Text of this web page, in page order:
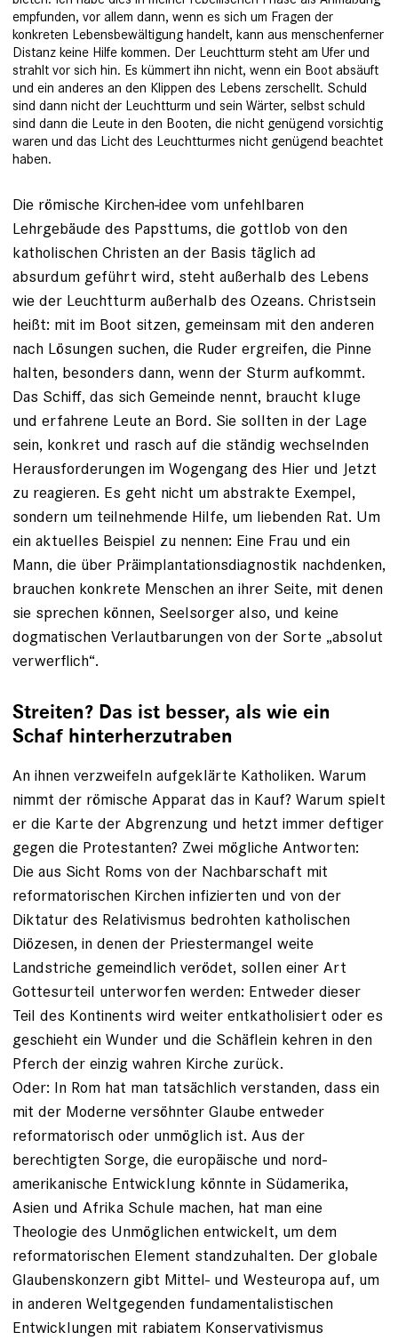
empfunden, vor allem dann, wenn es sich um Fragen der
konkreten Lebensbewältigung handelt, kann aus menschenferner
Distanz keine Hilfe kommen. Der Leuchtturm steht am Ufer und
strahlt vor sich hin. Es kümmert ihn nicht, wenn ein Boot absäuft
und ein anderes an den Klippen des Lebens zerschellt. Schuld
sind dann nicht der Leuchtturm und sein Wärter, selbst schuld
sind dann die Leute in den Booten, die nicht genügend vorsichtig
waren und das Licht des Leuchtturmes nicht genügend beachtet
haben.
Die römische Kirchen-idee vom unfehlbaren
Lehrgebäude des Papsttums, die gottlob von den
katholischen Christen an der Basis täglich ad
absurdum geführt wird, steht außerhalb des Lebens
wie der Leuchtturm außerhalb des Ozeans. Christsein
heißt: mit im Boot sitzen, gemeinsam mit den anderen
nach Lösungen suchen, die Ruder ergreifen, die Pinne
halten, besonders dann, wenn der Sturm aufkommt.
Das Schiff, das sich Gemeinde nennt, braucht kluge
und erfahrene Leute an Bord. Sie sollten in der Lage
sein, konkret und rasch auf die ständig wechselnden
Herausforderungen im Wogengang des Hier und Jetzt
zu reagieren. Es geht nicht um abstrakte Exempel,
sondern um teilnehmende Hilfe, um liebenden Rat. Um
ein aktuelles Beispiel zu nennen: Eine Frau und ein
Mann, die über Präimplantationsdiagnostik nachdenken,
brauchen konkrete Menschen an ihrer Seite, mit ­denen
sie sprechen können, Seelsorger also, und keine
dogmatischen Verlautbarungen von der Sorte „absolut
verwerflich“.
Streiten? Das ist besser, als wie ein
Schaf hinterherzutraben
An ihnen verzweifeln aufgeklärte Katholiken. Warum
nimmt der römische Apparat das in Kauf? Warum spielt
er die Karte der Abgrenzung und hetzt immer deftiger
gegen die Protestanten? Zwei mögliche Antworten:
Die aus Sicht Roms von der Nachbarschaft mit
reformatorischen Kirchen infizierten und von der
Diktatur des Relativismus bedrohten katholischen
Diözesen, in denen der Priestermangel weite
Landstriche gemeindlich verödet, sollen ­einer Art
Gottesurteil unterworfen werden: Entweder dieser
Teil des Kontinents wird weiter entkatholisiert oder es
geschieht ein Wunder und die Schäflein kehren in den
Pferch der einzig ­wahren Kirche zurück.
Oder: In Rom hat man tatsächlich verstanden, dass ein
mit der Moderne versöhnter Glaube entweder
reformatorisch oder unmöglich ist. Aus der
berechtigten Sorge, die europäische und nord­
amerikanische Entwicklung könnte in Südamerika,
Asien und Afrika Schule machen, hat man eine
Theologie des Unmöglichen entwickelt, um dem
reformatorischen Element standzuhalten. Der globale
Glaubenskonzern gibt Mittel- und West­europa auf, um
in anderen Welt­gegenden fundamentalistischen
Entwicklungen mit rabiatem Konservativismus